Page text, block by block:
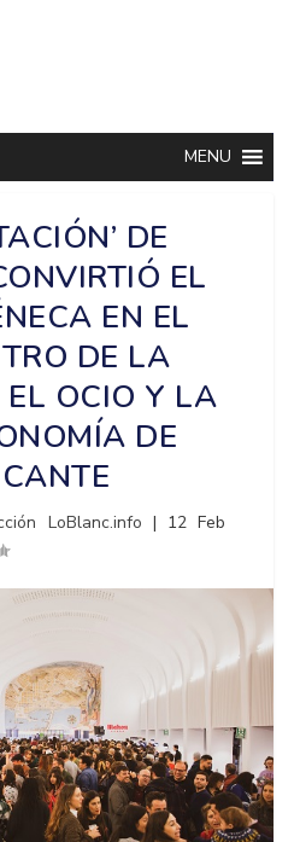
MENU
DE
EL
EN EL
DE LA
EL OCIO Y LA
DE
LoBlanc.info | 12 Feb